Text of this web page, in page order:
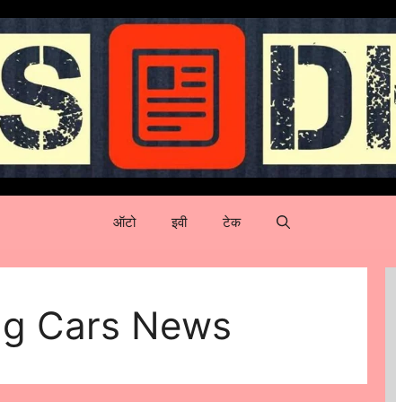
ऑटो इवी टेक
Cars News